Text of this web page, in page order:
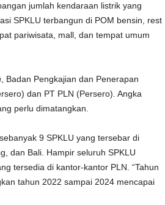
jumlah kendaraan listrik yang
SPKLU terbangun di POM bensin, rest
pariwisata, mall, dan tempat umum
, Badan Pengkajian dan Penerapan
dan PT PLN (Persero). Angka
perlu dimatangkan.
9 SPKLU yang tersebar di
dan Bali. Hampir seluruh SPKLU
tersedia di kantor-kantor PLN. “Tahun
tahun 2022 sampai 2024 mencapai